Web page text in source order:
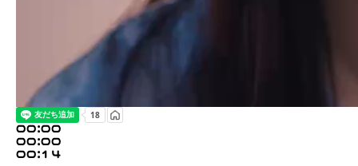
00:00
00:00
00:14